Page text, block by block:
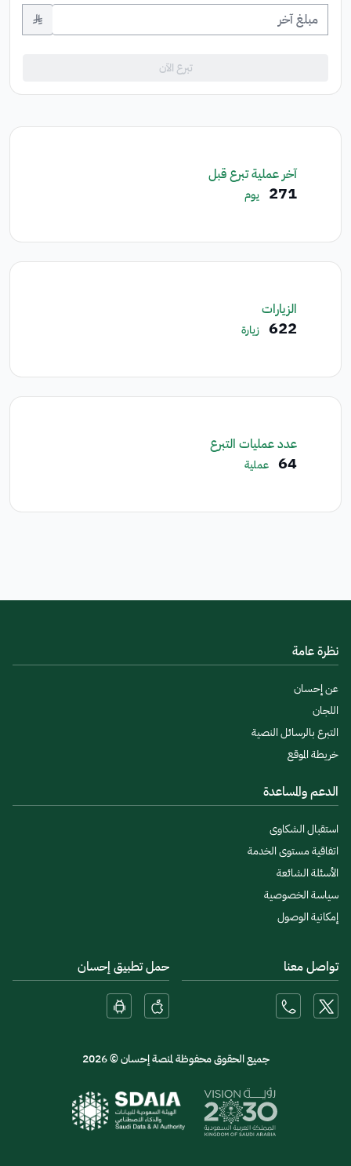
﷼
تبرع الآن
آخر عملية تبرع قبل
271 يوم
الزيارات
622 زيارة
عدد عمليات التبرع
64 عملية
نظرة عامة
عن إحسان
اللجان
التبرع بالرسائل النصية
خريطة الموقع
الدعم والمساعدة
استقبال الشكاوى
اتفاقية مستوى الخدمة
الأسئلة الشائعة
سياسة الخصوصية
إمكانية الوصول
تواصل معنا حمل تطبيق إحسان
جميع الحقوق محفوظة لمنصة إحسان © 2026